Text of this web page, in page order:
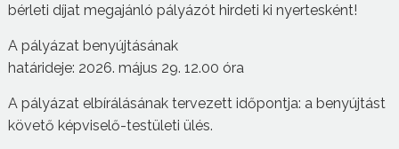
bérleti díjat megajánló pályázót hirdeti ki nyertesként!
A pályázat benyújtásának
határideje: 2026. május 29. 12.00 óra
A pályázat elbírálásának tervezett időpontja: a benyújtást
követő képviselő-testületi ülés.